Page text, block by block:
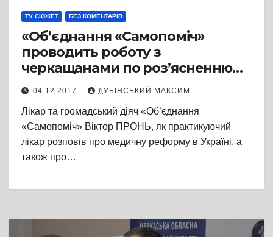
TV СЮЖЕТ БЕЗ КОМЕНТАРІВ
«Об’єднання «Самопоміч»
проводить роботу з
черкащанами по роз’ясненню
медичної реформи
04.12.2017 ДУБІНСЬКИЙ МАКСИМ
Лікар та громадський діяч «Об’єднання
«Самопоміч» Віктор ПРОНЬ, як практикуючий
лікар розповів про медичну реформу в Україні, а
також про…